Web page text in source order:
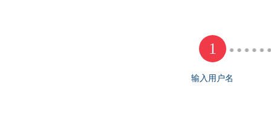
1
输入用户名